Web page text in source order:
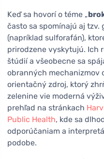
Keď sa hovorí o téme „
často sa spomínajú aj
(napríklad sulforafán),
prirodzene vyskytujú. Ich
štúdií a všeobecne sa
obranných mechanizmov
orientačný zdroj, ktorý
zelenine vie moderná
prehľad na stránkach
Public Health, kde sa
odporúčaniam a
podobe.